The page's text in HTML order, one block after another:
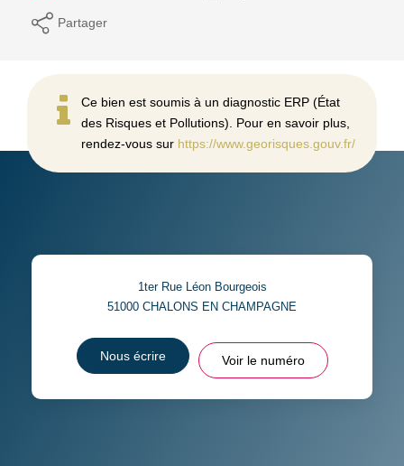
Partager
Ce bien est soumis à un diagnostic ERP (État
des Risques et Pollutions). Pour en savoir plus,
rendez-vous sur https://www.georisques.gouv.fr/
1ter Rue Léon Bourgeois
51000 CHALONS EN CHAMPAGNE
Nous écrire Voir le numéro